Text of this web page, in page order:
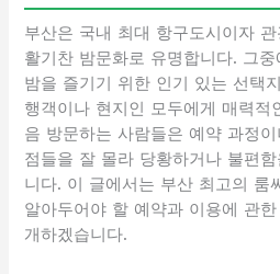
부산은 국내 최대 항구도시이자
활기찬 밤문화로 유명합니다. 그
밤을 즐기기 위한 인기 있는 선택
행객이나 현지인 모두에게 매력적
음 방문하는 사람들은 예약 과정
점들을 잘 몰라 당황하거나 불편
니다. 이 글에서는 부산 최고의 룸
알아두어야 할 예약과 이용에 관
개하겠습니다.